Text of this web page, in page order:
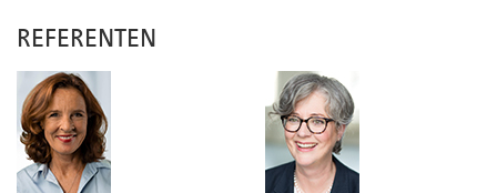
Nachhaltigkeit/ESG
Digitalisierung
Haftung und Haftungsvermeidungsmechanismen
REFERENTEN